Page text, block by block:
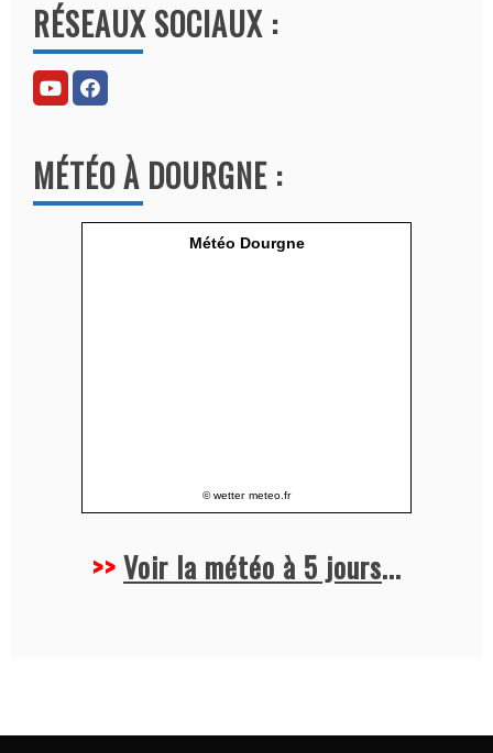
t
e
r
n
t
i
RÉSEAUX SOCIAUX :
MÉTÉO À DOURGNE :
Météo Dourgne
© wetter meteo.fr
>>Voir la météo à 5 jours...